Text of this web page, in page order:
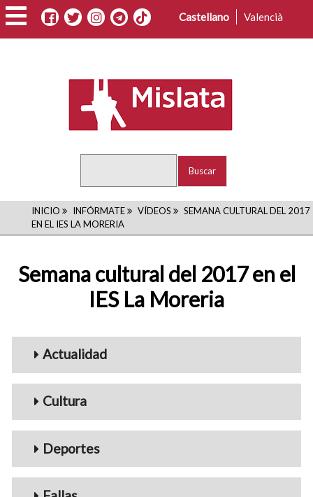
Pasar
al
contenido
Castellano Valencià
RUTA
DE
NAVEGACIÓN
INICIO INFÓRMATE VÍDEOS
SEMANA CULTURAL DEL 2017
EN EL IES LA MORERIA
Semana cultural del 2017 en el
IES La Moreria
Menu_Videos
Actualidad
Cultura
Deportes